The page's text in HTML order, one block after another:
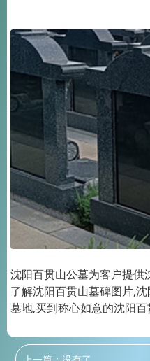
沈阳百贯山公墓为客户提供
了解沈阳百贯山墓碑图片,
墓地,买到称心如意的沈阳